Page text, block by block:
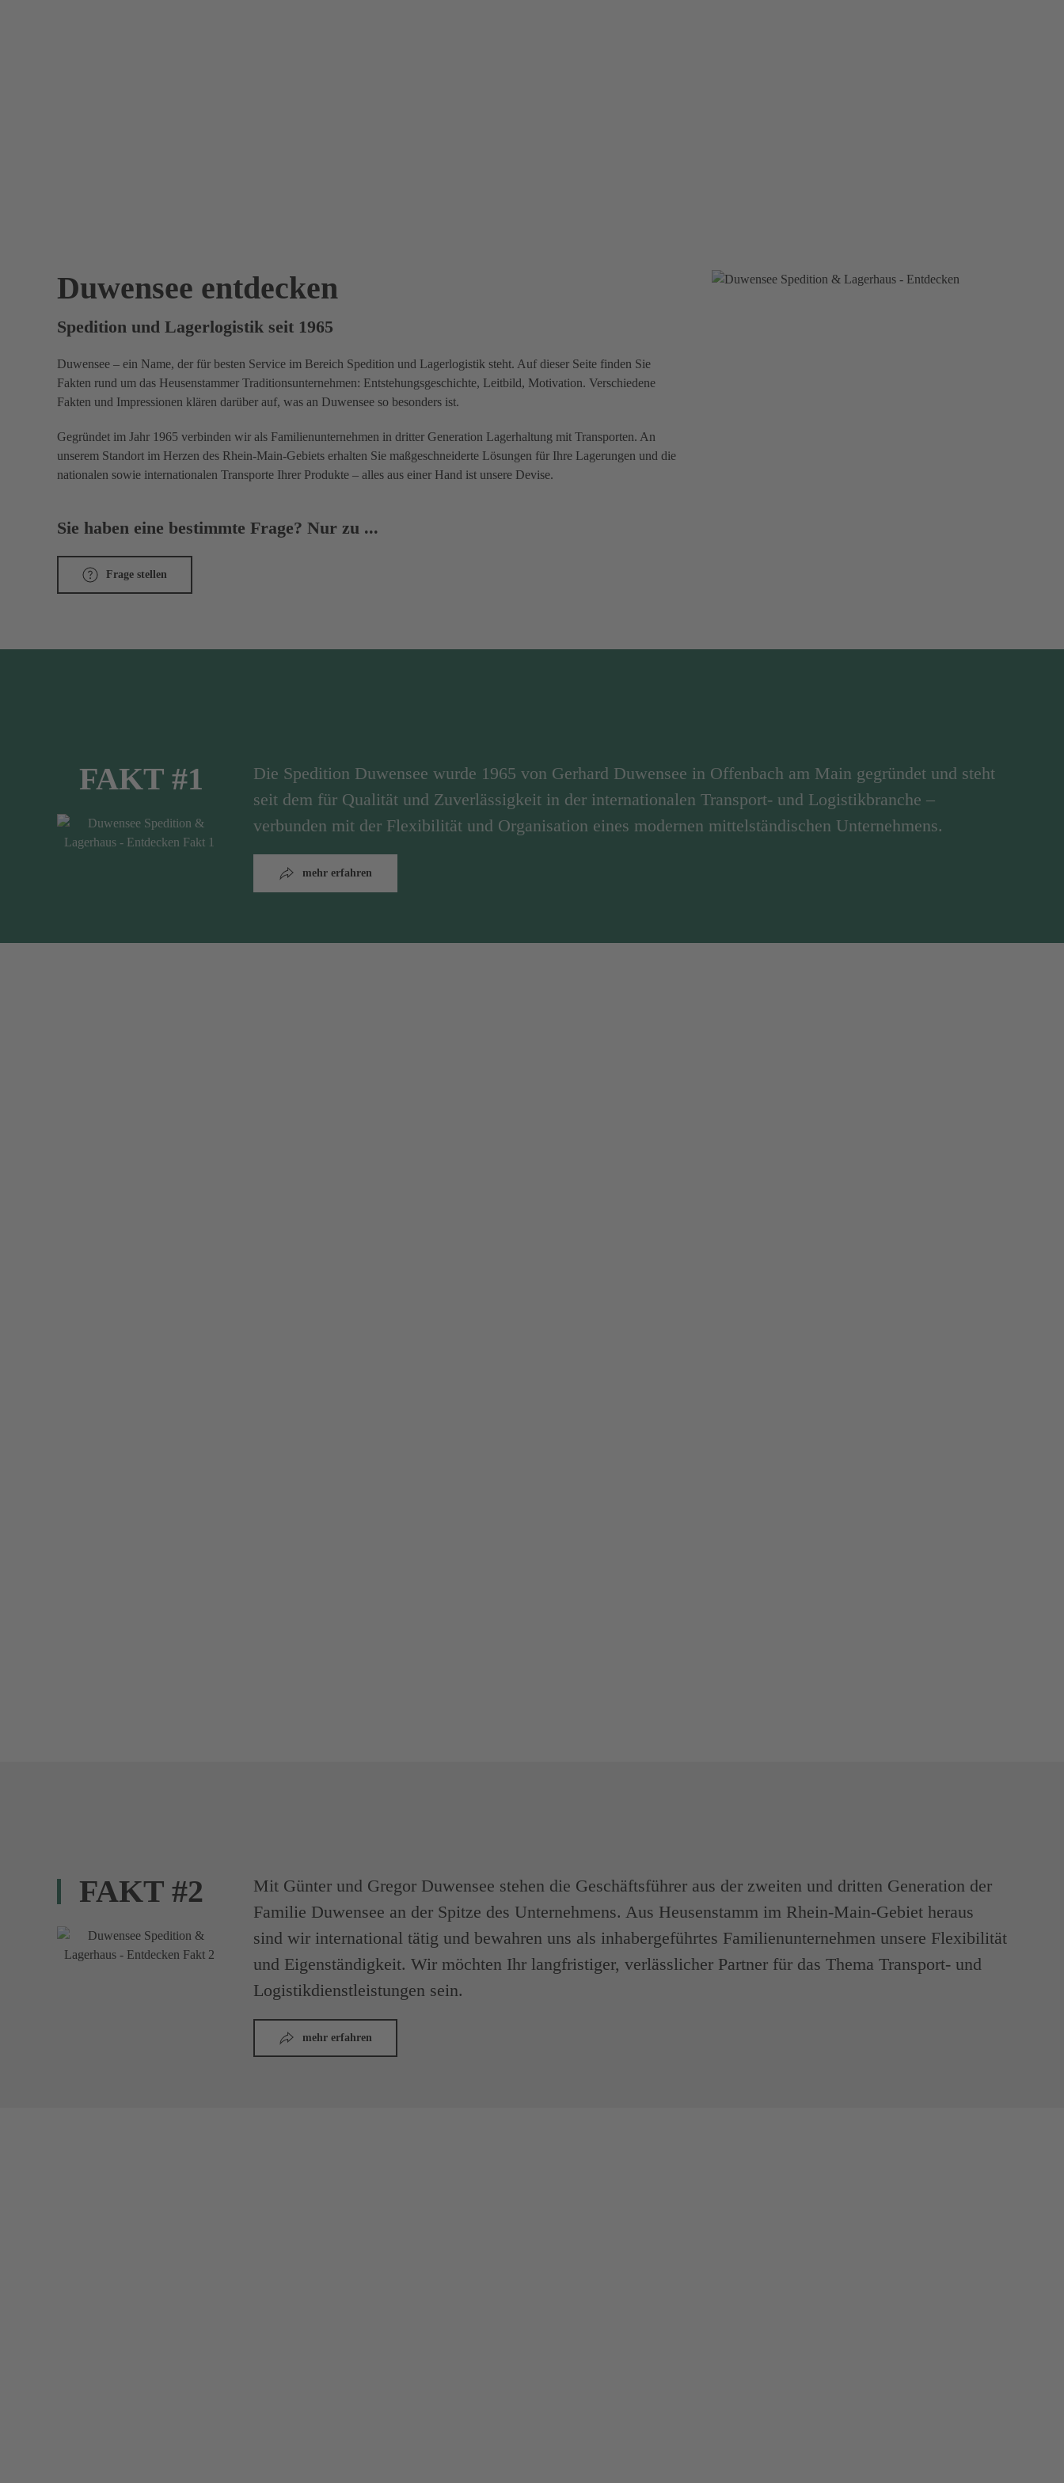
Duwensee entdecken
Spedition und Lagerlogistik seit 1965
Duwensee – ein Name, der für besten Service im Bereich Spedition und Lagerlogistik steht. Auf dieser Seite finden Sie
Fakten rund um das Heusenstammer Traditionsunternehmen: Entstehungsgeschichte, Leitbild, Motivation. Verschiedene
Fakten und Impressionen klären darüber auf, was an Duwensee so besonders ist.
Gegründet im Jahr 1965 verbinden wir als Familienunternehmen in dritter Generation Lagerhaltung mit Transporten. An
unserem Standort im Herzen des Rhein-Main-Gebiets erhalten Sie maßgeschneiderte Lösungen für Ihre Lagerungen und die
nationalen sowie internationalen Transporte Ihrer Produkte – alles aus einer Hand ist unsere Devise.
Sie haben eine bestimmte Frage? Nur zu ...
Frage stellen
FAKT #1
Die Spedition Duwensee wurde 1965 von Gerhard Duwensee in Offenbach am Main gegründet und steht
seit dem für Qualität und Zuverlässigkeit in der internationalen Transport- und Logistikbranche –
verbunden mit der Flexibilität und Organisation eines modernen mittelständischen Unternehmens.
mehr erfahren
FAKT #2
Mit Günter und Gregor Duwensee stehen die Geschäftsführer aus der zweiten und dritten Generation der
Familie Duwensee an der Spitze des Unternehmens. Aus Heusenstamm im Rhein-Main-Gebiet heraus
sind wir international tätig und bewahren uns als inhabergeführtes Familienunternehmen unsere Flexibilität
und Eigenständigkeit. Wir möchten Ihr langfristiger, verlässlicher Partner für das Thema Transport- und
Logistikdienstleistungen sein.
mehr erfahren